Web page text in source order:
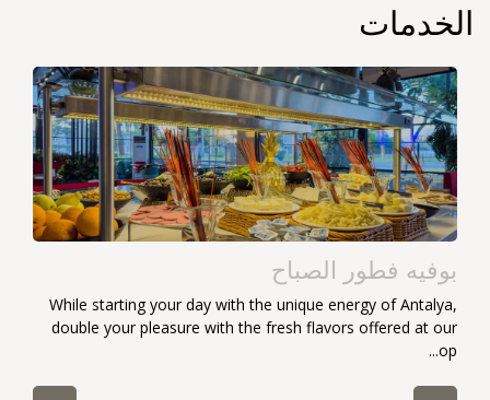
الخدمات
بوفيه فطور الصباح
While starting your day with the unique energy of Antalya,
double your pleasure with the fresh flavors offered at our
op...